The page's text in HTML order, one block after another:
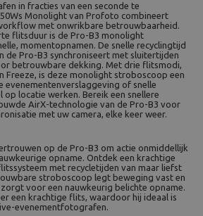
in fracties van een seconde te
Monolight van Profoto combineert
met onwrikbare betrouwbaarheid.
flitsduur is de Pro-B3 monolight
momentopnamen. De snelle recyclingtijd
de Pro-B3 synchroniseert met sluitertijden
betrouwbare dekking. Met drie flitsmodi,
Freeze, is deze monolight stroboscoop een
evenementenverslaggeving of snelle
locatie werken. Bereik een snellere
AirX-technologie van de Pro-B3 voor
met uw camera, elke keer weer.
op de Pro-B3 om actie onmiddellijk
opname. Ontdek een krachtige
met recycletijden van maar liefst
stroboscoop legt beweging vast en
voor een nauwkeurig belichte opname.
een krachtige flits, waardoor hij ideaal is
evenementfotografen.